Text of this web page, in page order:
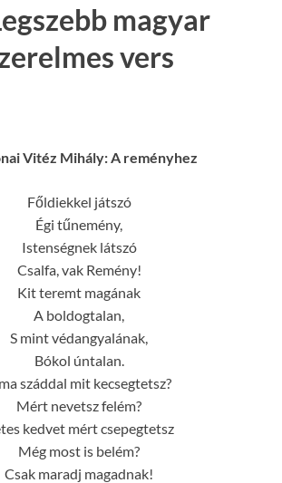
magyar
vers
Vitéz Mihály: A reményhez
Főldiekkel játszó
Égi tűnemény,
Istenségnek látszó
Csalfa, vak Remény!
Kit teremt magának
A boldogtalan,
S mint védangyalának,
Bókol úntalan.
száddal mit kecsegtetsz?
Mért nevetsz felém?
kedvet mért csepegtetsz
Még most is belém?
Csak maradj magadnak!